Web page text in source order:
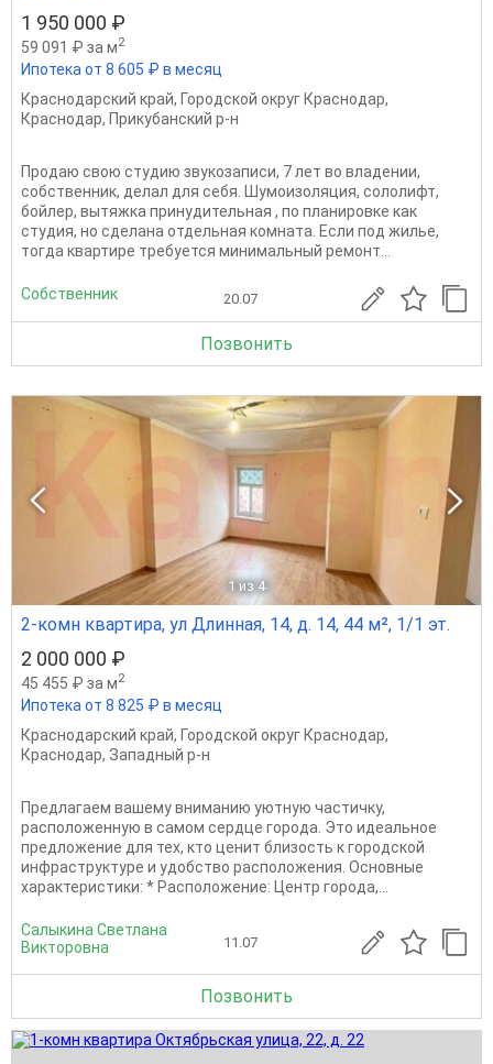
1 950 000 ₽
59 091 ₽ за м2
Ипотека от 8 605 ₽ в месяц
Краснодарский край, Городской округ Краснодар,
Краснодар, Прикубанский р-н
Продаю свою студию звукозаписи, 7 лет во владении,
собственник, делал для себя. Шумоизоляция, сололифт,
бойлер, вытяжка принудительная , по планировке как
студия, но сделана отдельная комната. Если под жилье,
тогда квартире требуется минимальный ремонт...
Собственник 20.07
Позвонить
1 из 4
2-комн квартира, ул Длинная, 14, д. 14, 44 м², 1/1 эт.
2 000 000 ₽
45 455 ₽ за м2
Ипотека от 8 825 ₽ в месяц
Краснодарский край, Городской округ Краснодар,
Краснодар, Западный р-н
Предлагаем вашему вниманию уютную частичку,
расположенную в самом сердце города. Это идеальное
предложение для тех, кто ценит близость к городской
инфраструктуре и удобство расположения. Основные
характеристики: * Расположение: Центр города,...
Салыкина Светлана
Викторовна
11.07
Позвонить